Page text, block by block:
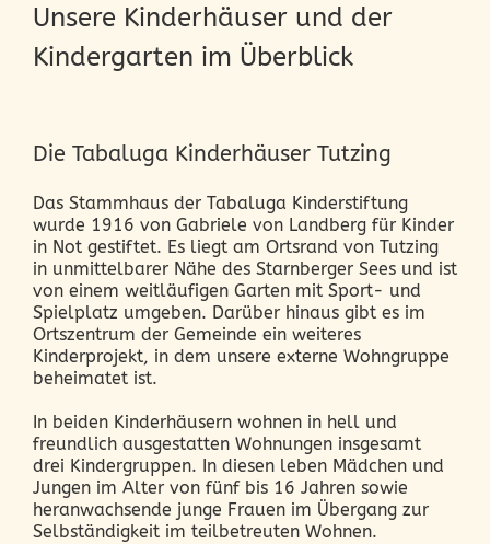
Unsere Kinderhäuser und der
Kindergarten im Überblick
Die Tabaluga Kinderhäuser Tutzing
Das Stammhaus der Tabaluga Kinderstiftung
wurde 1916 von Gabriele von Landberg für Kinder
in Not gestiftet. Es liegt am Ortsrand von Tutzing
in unmittelbarer Nähe des Starnberger Sees und ist
von einem weitläufigen Garten mit Sport- und
Spielplatz umgeben. Darüber hinaus gibt es im
Ortszentrum der Gemeinde ein weiteres
Kinderprojekt, in dem unsere externe Wohngruppe
beheimatet ist.
In beiden Kinderhäusern wohnen in hell und
freundlich ausgestatten Wohnungen insgesamt
drei Kindergruppen. In diesen leben Mädchen und
Jungen im Alter von fünf bis 16 Jahren sowie
heranwachsende junge Frauen im Übergang zur
Selbständigkeit im teilbetreuten Wohnen.